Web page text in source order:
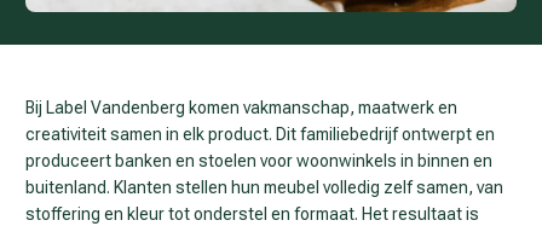
Bij Label Vandenberg komen vakmanschap, maatwerk en
creativiteit samen in elk product. Dit familiebedrijf ontwerpt en
produceert banken en stoelen voor woonwinkels in binnen en
buitenland. Klanten stellen hun meubel volledig zelf samen, van
stoffering en kleur tot onderstel en formaat. Het resultaat is